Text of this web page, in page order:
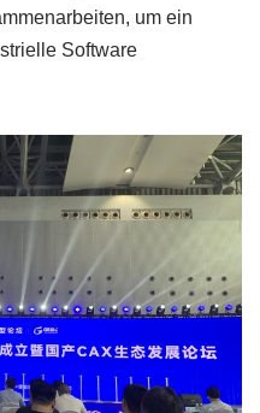
um ein
Software